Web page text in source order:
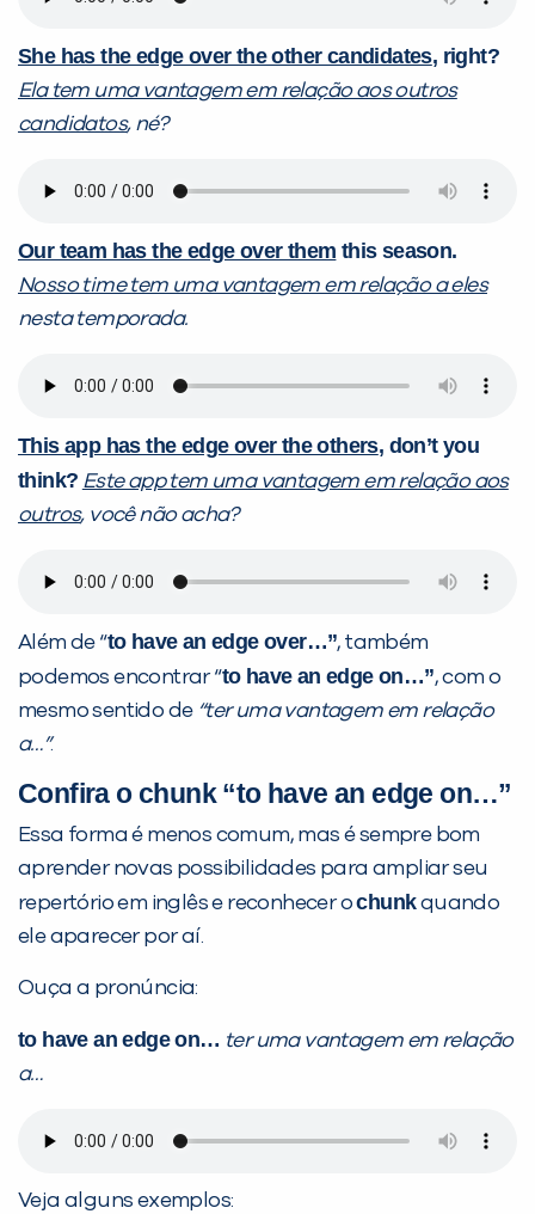
She has the edge over the other candidates, right?
Ela tem uma vantagem em relação aos outros
candidatos, né?
Our team has the edge over them this season.
Nosso time tem uma vantagem em relação a eles
nesta temporada.
This app has the edge over the others, don’t you
think? Este app tem uma vantagem em relação aos
outros, você não acha?
Além de “to have an edge over…”, também
podemos encontrar “to have an edge on…”, com o
mesmo sentido de “ter uma vantagem em relação
a…”.
Confira o chunk“to have an edge on…”
Essa forma é menos comum, mas é sempre bom
aprender novas possibilidades para ampliar seu
repertório em inglês e reconhecer ochunkquando
ele aparecer por aí.
Ouça a pronúncia:
to have an edge on… ter uma vantagem em relação
a…
Veja alguns exemplos: